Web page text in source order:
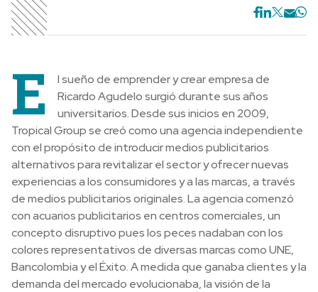
E
l sueño de emprender y crear empresa de
Ricardo Agudelo surgió durante sus años
universitarios. Desde sus inicios en 2009,
Tropical Group se creó como una agencia independiente
con el propósito de introducir medios publicitarios
alternativos para revitalizar el sector y ofrecer nuevas
experiencias a los consumidores y a las marcas, a través
de medios publicitarios originales. La agencia comenzó
con acuarios publicitarios en centros comerciales, un
concepto disruptivo pues los peces nadaban con los
colores representativos de diversas marcas como UNE,
Bancolombia y el Éxito. A medida que ganaba clientes y la
demanda del mercado evolucionaba, la visión de la